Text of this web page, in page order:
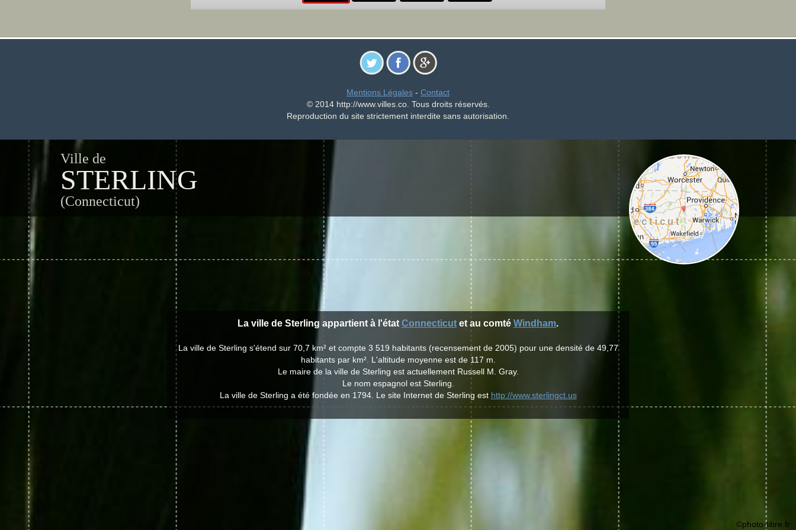
Mentions Légales - Contact
© 2014 http://www.villes.co. Tous droits réservés.
Reproduction du site strictement interdite sans autorisation.
Ville de
STERLING
(Connecticut)
La ville de Sterling appartient à l'état Connecticut et au comté Windham.
La ville de Sterling s'étend sur 70,7 km² et compte 3 519 habitants (recensement de 2005) pour une densité de 49,77
habitants par km². L'altitude moyenne est de 117 m.
Le maire de la ville de Sterling est actuellement Russell M. Gray.
Le nom espagnol est Sterling.
La ville de Sterling a été fondée en 1794. Le site Internet de Sterling est http://www.sterlingct.us
©photo-libre.fr